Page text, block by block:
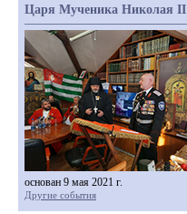
Царя Мученика Николая II
основан 9 мая 2021 г.
Другие события